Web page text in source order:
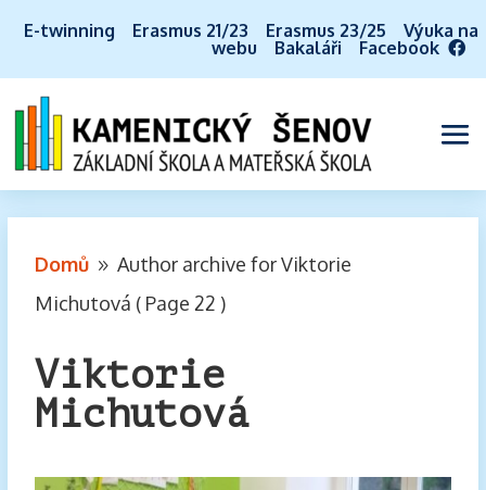
E-twinning Erasmus 21/23 Erasmus 23/25
Výuka na
webu
Bakaláři Facebook
Domů 9 Author archive forViktorie
Michutová ( Page 22 )
Viktorie
Michutová